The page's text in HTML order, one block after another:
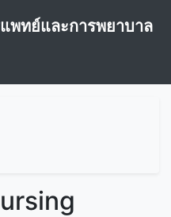
พทย์และการพยาบาล